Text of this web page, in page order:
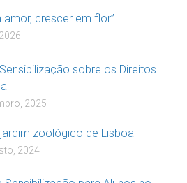
amor, crescer em flor”
sobre os Direitos
2025
zoológico de Lisboa
2024